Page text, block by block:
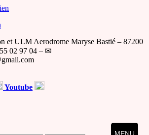
et ULM Aerodrome Maryse Bastié – 87200
02 97 04 – ✉
Youtube